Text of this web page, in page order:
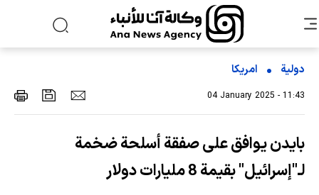
دولية امریکا
04 January 2025 - 11:43
بايدن يوافق على صفقة أسلحة ضخمة
لـ"إسرائيل" بقيمة 8 مليارات دولار